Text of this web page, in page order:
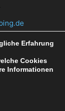
Impressum
Joisten
Erfahrung
Cookies
Informationen